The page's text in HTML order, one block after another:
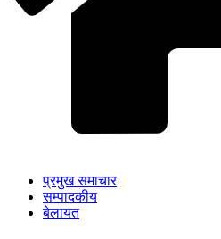
प्रमुख समाचार
सम्पादकीय
बेलायत